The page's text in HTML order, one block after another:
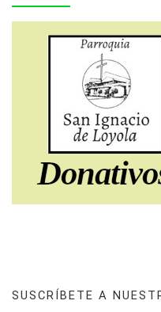
SUSCRÍBETE A